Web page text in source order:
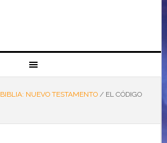
BIBLIA: NUEVO TESTAMENTO /EL CÓDIGO